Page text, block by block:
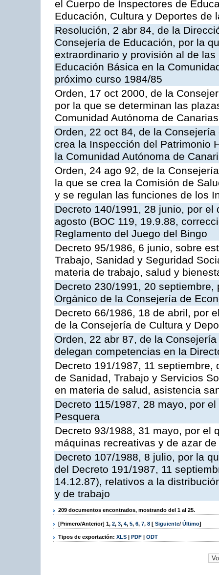
el Cuerpo de Inspectores de
Educación, Cultura y Deportes de
Resolución, 2 abr 84, de la
Consejería de Educación, por la
extraordinario y provisión al de
Educación Básica en la
próximo curso 1984/85
Orden, 17 oct 2000, de la
por la que se determinan las
Comunidad Autónoma de Canarias
Orden, 22 oct 84, de la
crea la Inspección del Patrimonio
la Comunidad Autónoma de
Orden, 24 ago 92, de la
la que se crea la Comisión de
y se regulan las funciones de los
Decreto 140/1991, 28 junio, por
agosto (BOC 119, 19.9.88,
Reglamento del Juego del Bingo
Decreto 95/1986, 6 junio, sobre
Trabajo, Sanidad y Seguridad
materia de trabajo, salud y
Decreto 230/1991, 20
Orgánico de la Consejería de
Decreto 66/1986, 18 de abril, por
de la Consejería de Cultura y
Orden, 22 abr 87, de la
delegan competencias en la
Decreto 191/1987, 11
de Sanidad, Trabajo y Servicios
en materia de salud, asistencia
Decreto 115/1987, 28 mayo, por
Pesquera
Decreto 93/1988, 31 mayo, por el
máquinas recreativas y de azar
Decreto 107/1988, 8 julio, por la
del Decreto 191/1987, 11
14.12.87), relativos a la
y de trabajo
209 documentos encontrados, mostrando del 1 al 25.
[Primero/Anterior] 1, 2, 3, 4, 5, 6, 7, 8 [ Siguiente/ Último]
Tipos de exportación: XLS | PDF | ODT